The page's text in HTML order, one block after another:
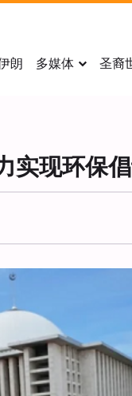
朗 多媒体 圣裔
实现环保